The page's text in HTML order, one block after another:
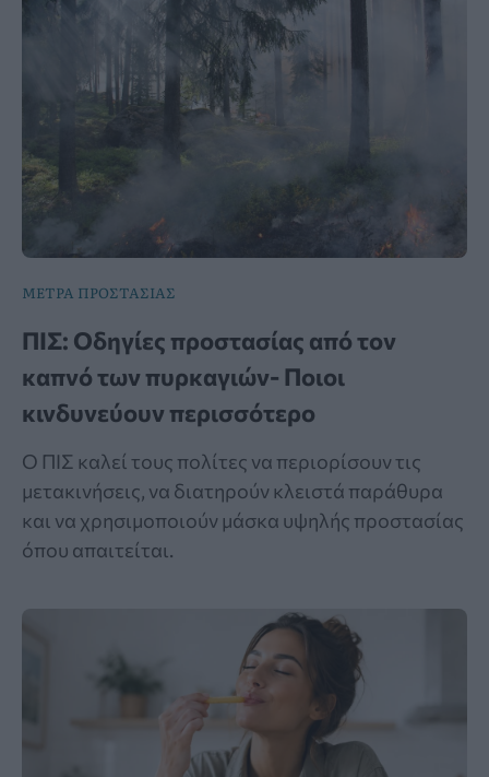
ΜΕΤΡΑ ΠΡΟΣΤΑΣΙΑΣ
ΠΙΣ: Οδηγίες προστασίας από τον
καπνό των πυρκαγιών- Ποιοι
κινδυνεύουν περισσότερο
Ο ΠΙΣ καλεί τους πολίτες να περιορίσουν τις
μετακινήσεις, να διατηρούν κλειστά παράθυρα
και να χρησιμοποιούν μάσκα υψηλής προστασίας
όπου απαιτείται.